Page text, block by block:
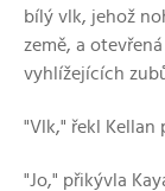
bílý vlk, jehož
země, a
vyhlížejících
"Vlk," řekl Kellan
"Jo," přikývla